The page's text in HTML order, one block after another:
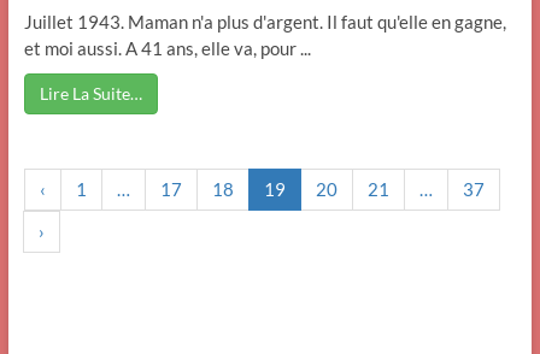
Juillet 1943. Maman n'a plus d'argent. Il faut qu'elle en gagne,
et moi aussi. A 41 ans, elle va, pour ...
Lire La Suite…
‹ 1 … 17 18 19 20 21 …
37
›